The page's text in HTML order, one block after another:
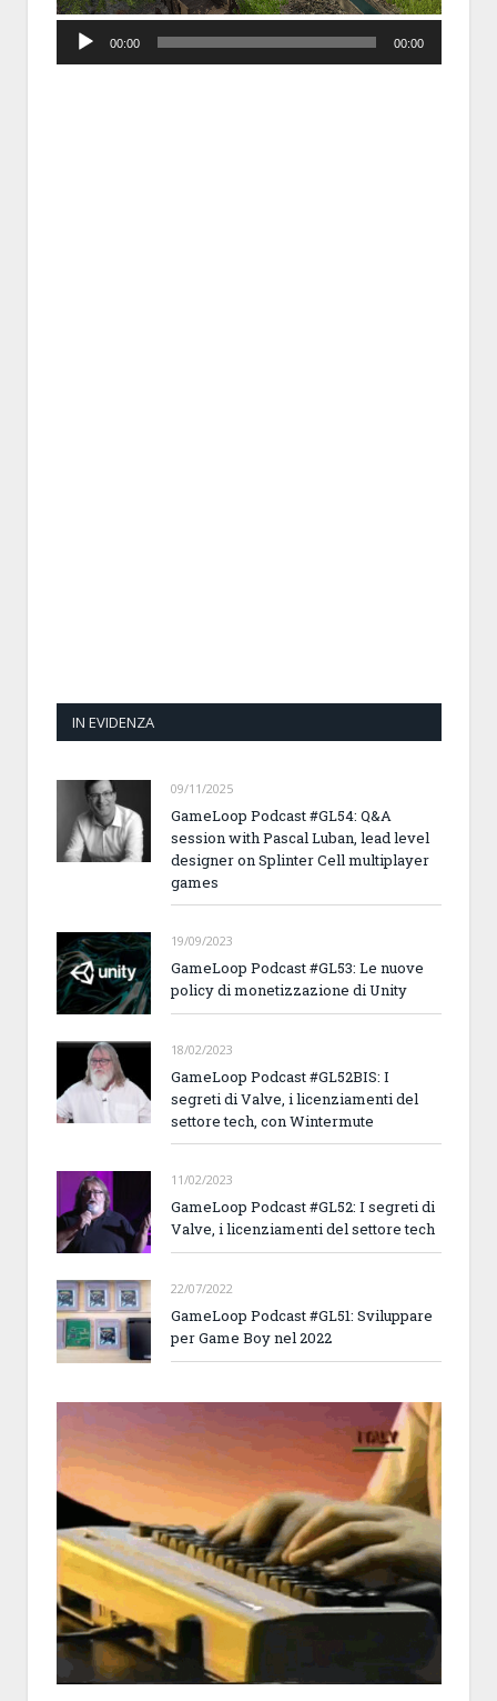
Player
00:00 00:00
IN EVIDENZA
09/11/2025
GameLoop Podcast #GL54: Q&A
session with Pascal Luban, lead level
designer on Splinter Cell multiplayer
games
19/09/2023
GameLoop Podcast #GL53: Le nuove
policy di monetizzazione di Unity
18/02/2023
GameLoop Podcast #GL52BIS: I
segreti di Valve, i licenziamenti del
settore tech, con Wintermute
11/02/2023
GameLoop Podcast #GL52: I segreti di
Valve, i licenziamenti del settore tech
22/07/2022
GameLoop Podcast #GL51: Sviluppare
per Game Boy nel 2022